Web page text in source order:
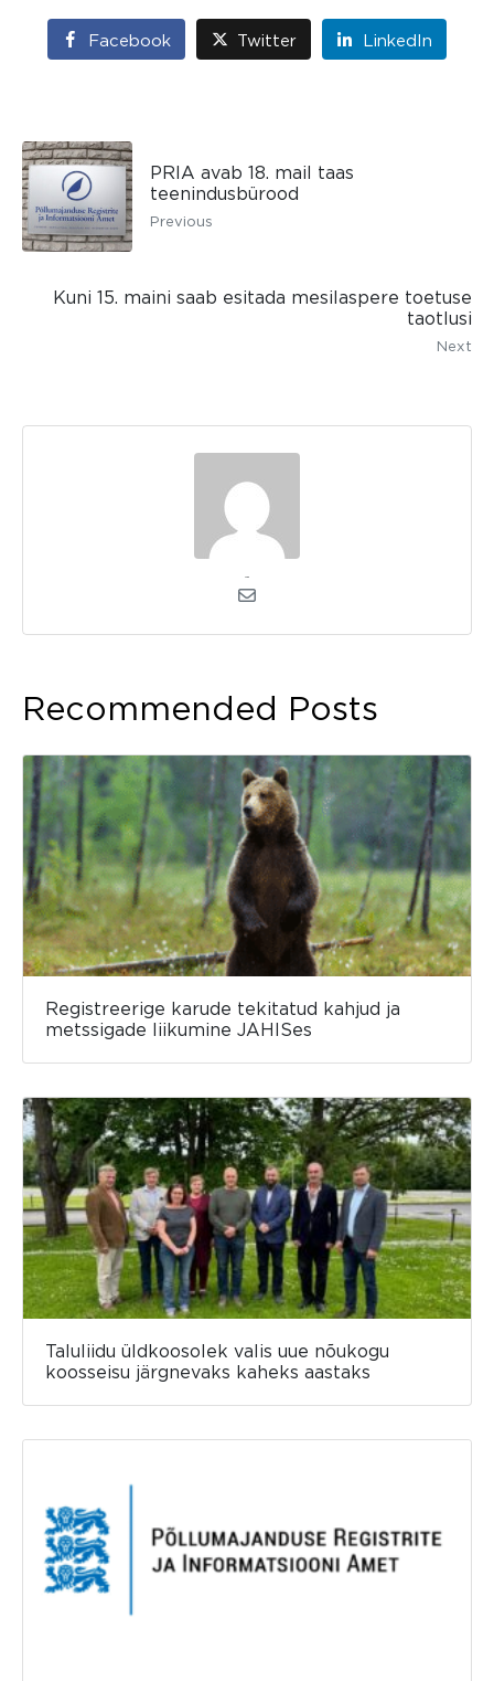
Facebook Twitter LinkedIn
PRIA avab 18. mail taas
teenindusbürood
Previous
Kuni 15. maini saab esitada mesilaspere toetuse
taotlusi
Next
Recommended Posts
Registreerige karude tekitatud kahjud ja
metssigade liikumine JAHISes
Taluliidu üldkoosolek valis uue nõukogu
koosseisu järgnevaks kaheks aastaks